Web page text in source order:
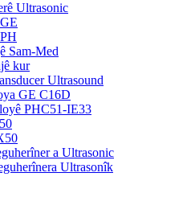
Ultrasonic
Sam-Med
kur
Ultrasound
GE C16D
PHC51-IE33
a Ultrasonic
Ultrasonîk